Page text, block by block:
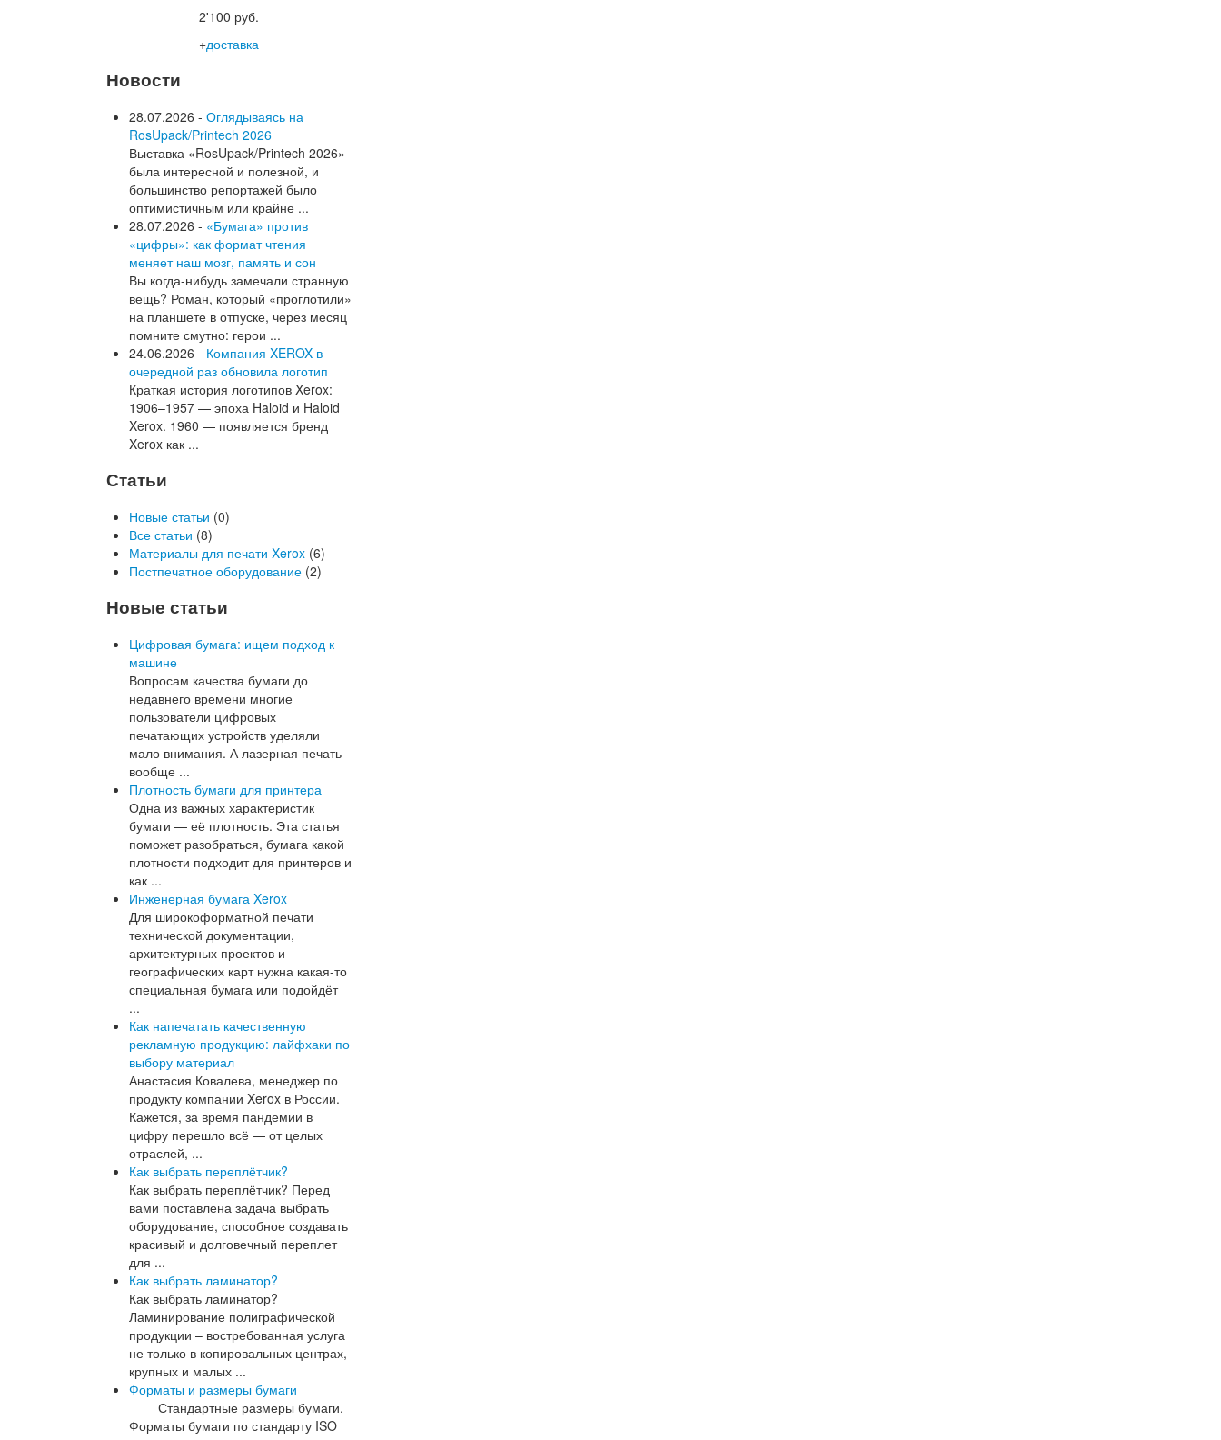
2'100 руб.
+доставка
Новости
28.07.2026 - Оглядываясь на
RosUpack/Printech 2026
Выставка «RosUpack/Printech 2026»
была интересной и полезной, и
большинство репортажей было
оптимистичным или крайне ...
28.07.2026 - «Бумага» против
«цифры»: как формат чтения
меняет наш мозг, память и сон
Вы когда-нибудь замечали странную
вещь? Роман, который «проглотили»
на планшете в отпуске, через месяц
помните смутно: герои ...
24.06.2026 - Компания XEROX в
очередной раз обновила логотип
Краткая история логотипов Xerox:
1906–1957 — эпоха Haloid и Haloid
Xerox. 1960 — появляется бренд
Xerox как ...
Статьи
Новые статьи (0)
Все статьи (8)
Материалы для печати Xerox (6)
Постпечатное оборудование (2)
Новые статьи
Цифровая бумага: ищем подход к
машине
Вопросам качества бумаги до
недавнего времени многие
пользователи цифровых
печатающих устройств уделяли
мало внимания. А лазерная печать
вообще ...
Плотность бумаги для принтера
Одна из важных характеристик
бумаги — её плотность. Эта статья
поможет разобраться, бумага какой
плотности подходит для принтеров и
как ...
Инженерная бумага Xerox
Для широкоформатной печати
технической документации,
архитектурных проектов и
географических карт нужна какая-то
специальная бумага или подойдёт
...
Как напечатать качественную
рекламную продукцию: лайфхаки по
выбору материал
Анастасия Ковалева, менеджер по
продукту компании Xerox в России.
Кажется, за время пандемии в
цифру перешло всё — от целых
отраслей, ...
Как выбрать переплётчик?
Как выбрать переплётчик? Перед
вами поставлена задача выбрать
оборудование, способное создавать
красивый и долговечный переплет
для ...
Как выбрать ламинатор?
Как выбрать ламинатор?
Ламинирование полиграфической
продукции – востребованная услуга
не только в копировальных центрах,
крупных и малых ...
Форматы и размеры бумаги
Стандартные размеры бумаги.
Форматы бумаги по стандарту ISO